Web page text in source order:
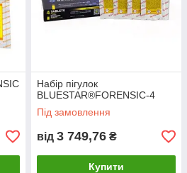
Набір пігулок
BLUESTAR®FORENSIC-4
Під замовлення
від 3 749,76 ₴
Купити